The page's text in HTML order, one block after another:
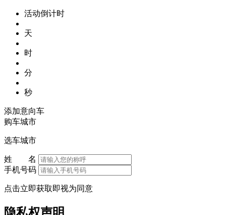
活动倒计时
天
时
分
秒
添加意向车
购车城市
选车城市
姓 名
手机号码
点击立即获取即视为同意